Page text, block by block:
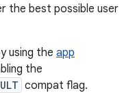
the best possible user
using the app
the
compat flag.